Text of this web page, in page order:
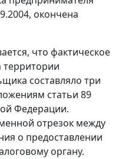
окончена
что фактическое
составляло три
статьи 89
Федерации.
отрезок между
о предоставлении
органу.